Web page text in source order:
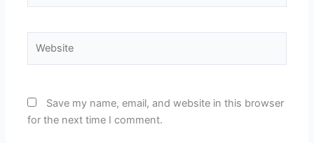
Save my name, email, and website in this browser
for the next time I comment.